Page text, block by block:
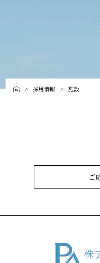
採用情報 施設
ご
株